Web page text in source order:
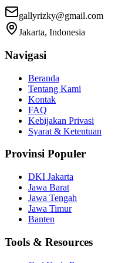
gallyrizky@gmail.com
Jakarta, Indonesia
Navigasi
Beranda
Tentang Kami
Kontak
FAQ
Kebijakan Privasi
Syarat & Ketentuan
Provinsi Populer
DKI Jakarta
Jawa Barat
Jawa Tengah
Jawa Timur
Banten
Tools & Resources